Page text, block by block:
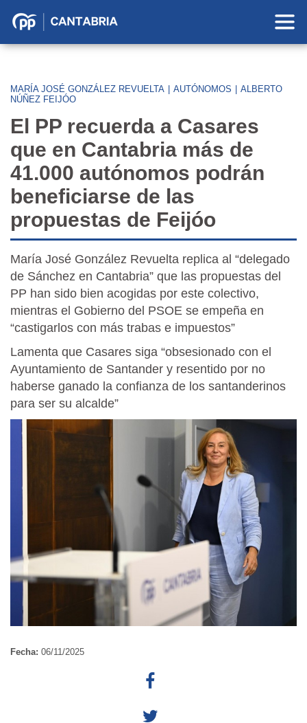
Partido
Cantabria
MARÍA JOSÉ GONZÁLEZ REVUELTA AUTÓNOMOS
ALBERTO
NÚÑEZ FEIJÓO
El PP recuerda a Casares
que en Cantabria más de
41.000 autónomos podrán
beneficiarse de las
propuestas de Feijóo
María José González Revuelta replica al “delegado
de Sánchez en Cantabria” que las propuestas del
PP han sido bien acogidas por este colectivo,
mientras el Gobierno del PSOE se empeña en
“castigarlos con más trabas e impuestos”
Lamenta que Casares siga “obsesionado con el
Ayuntamiento de Santander y resentido por no
haberse ganado la confianza de los santanderinos
para ser su alcalde”
Fecha: 06/11/2025